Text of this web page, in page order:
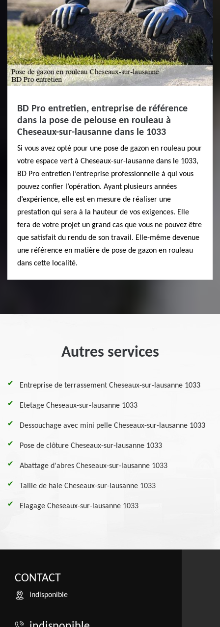
BD Pro entretien, entreprise de référence
dans la pose de pelouse en rouleau à
Cheseaux-sur-lausanne dans le 1033
Si vous avez opté pour une pose de gazon en rouleau pour
votre espace vert à Cheseaux-sur-lausanne dans le 1033,
BD Pro entretien l’entreprise professionnelle à qui vous
pouvez confier l’opération. Ayant plusieurs années
d’expérience, elle est en mesure de réaliser une
prestation qui sera à la hauteur de vos exigences. Elle
fera de votre projet un grand cas que vous ne pouvez être
que satisfait du rendu de son travail. Elle-même devenue
une référence en matière de pose de gazon en rouleau
dans cette localité.
Autres services
Entreprise de terrassement Cheseaux-sur-lausanne 1033
Etetage Cheseaux-sur-lausanne 1033
Dessouchage avec mini pelle Cheseaux-sur-lausanne 1033
Pose de clôture Cheseaux-sur-lausanne 1033
Abattage d'abres Cheseaux-sur-lausanne 1033
Taille de haie Cheseaux-sur-lausanne 1033
Elagage Cheseaux-sur-lausanne 1033
CONTACT
indisponible